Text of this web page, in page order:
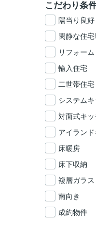
こだわり条
陽当り良好
閑静な住宅
リフォーム
輸入住宅
二世帯住宅
システム
対面式キッ
アイラン
床暖房
床下収納
複層ガラス
南向き
成約物件